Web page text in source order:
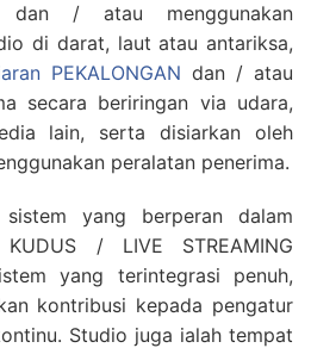
dan / atau menggunakan
di darat, laut atau antariksa,
PEKALONGAN dan / atau
secara beriringan via udara,
lain, serta disiarkan oleh
peralatan penerima.
yang berperan dalam
/ LIVE STREAMING
yang terintegrasi penuh,
kontribusi kepada pengatur
Studio juga ialah tempat